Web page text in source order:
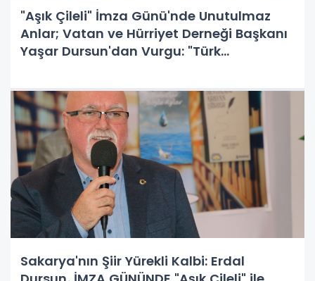
"Aşık Çileli" İmza Günü'nde Unutulmaz
Anlar; Vatan ve Hürriyet Derneği Başkanı
Yaşar Dursun'dan Vurgu: "Türk
Sakarya'nın Şiir Yürekli Kalbi: Erdal